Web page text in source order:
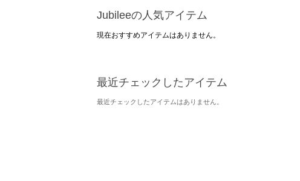
Jubileeの人気アイテム
現在おすすめアイテムはありません。
最近チェックしたアイテム
最近チェックしたアイテムはありません。